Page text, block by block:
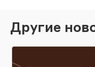
Другие